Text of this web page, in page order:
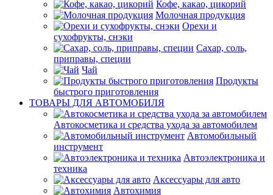
Кофе, какао, цикорий
Молочная продукция
Орехи и
сухофрукты, снэки
Сахар, соль,
приправы, специи
Чай
Продукты
быстрого приготовления
ТОВАРЫ ДЛЯ АВТОМОБИЛЯ
Автокосметика и средства ухода за автомобилем
Автомобильный
инструмент
Автоэлектроника и
техника
Аксессуары для авто
Автохимия